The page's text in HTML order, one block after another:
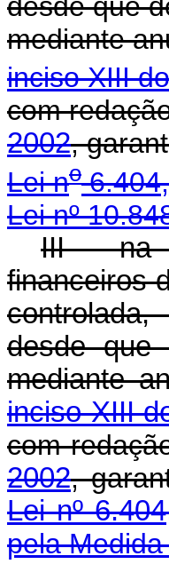
mediante
inciso XIII
com
2002,
Lei no
Lei nº
III - na
financeiros
desde que
mediante
inciso XIII
com
2002,
Lei nº
pela